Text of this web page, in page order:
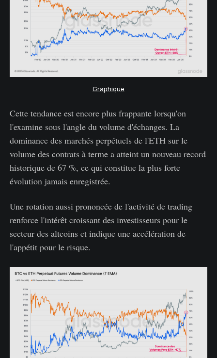
Graphique
Cette tendance est encore plus frappante lorsqu'on
l'examine sous l'angle du volume d'échanges. La
dominance des marchés perpétuels de l'ETH sur le
volume des contrats à terme a atteint un nouveau record
historique de 67 %, ce qui constitue la plus forte
évolution jamais enregistrée.
Une rotation aussi prononcée de l'activité de trading
renforce l'intérêt croissant des investisseurs pour le
secteur des altcoins et indique une accélération de
l'appétit pour le risque.